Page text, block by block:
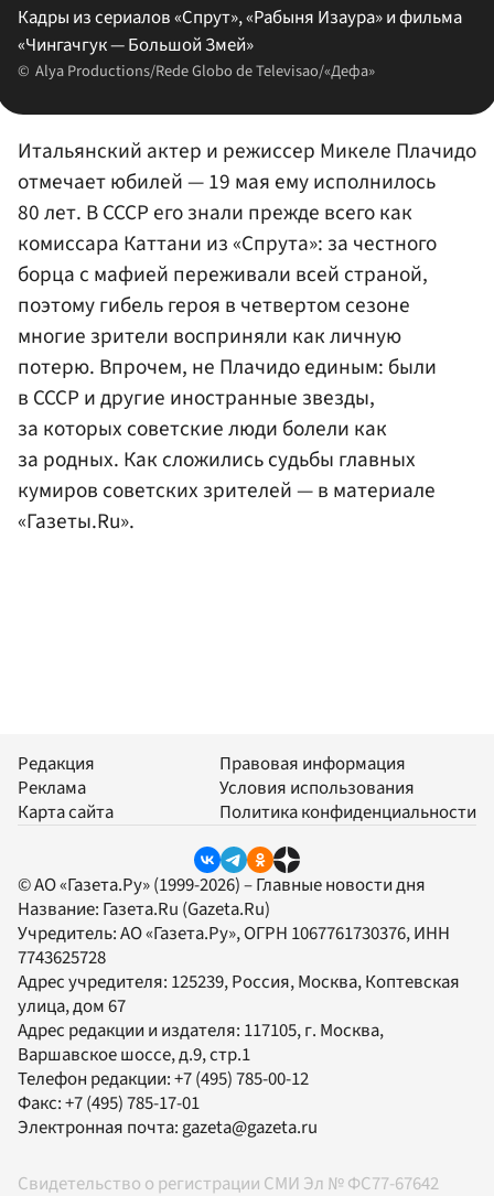
Кадры из сериалов «Спрут», «Рабыня Изаура» и фильма
«Чингачгук — Большой Змей»
Alya Productions/Rede Globo de Televisao/«Дефа»
Итальянский актер и режиссер Микеле Плачидо
отмечает юбилей — 19 мая ему исполнилось
80 лет. В СССР его знали прежде всего как
комиссара Каттани из «Спрута»: за честного
борца с мафией переживали всей страной,
поэтому гибель героя в четвертом сезоне
многие зрители восприняли как личную
потерю. Впрочем, не Плачидо единым: были
в СССР и другие иностранные звезды,
за которых советские люди болели как
за родных. Как сложились судьбы главных
кумиров советских зрителей — в материале
«Газеты.Ru».
Редакция
Реклама
Карта сайта
Правовая информация
Условия использования
Политика конфиденциальности
© АО «Газета.Ру» (1999-2026) – Главные новости дня
Название: Газета.Ru (Gazeta.Ru)
Учредитель:АО «Газета.Ру», ОГРН 1067761730376, ИНН
7743625728
Адрес учредителя: 125239, Россия, Москва, Коптевская
улица, дом 67
Адрес редакции и издателя: 117105, г. Москва,
Варшавское шоссе, д.9, стр.1
Телефон редакции:+7 (495) 785-00-12
Факс:+7 (495) 785-17-01
Электронная почта:gazeta@gazeta.ru
Свидетельство о регистрации СМИ Эл № ФС77-67642